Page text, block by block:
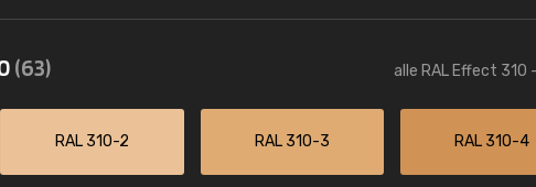
(63) alle RAL Effect 310
RAL 310-2 RAL 310-3 RAL 310-4